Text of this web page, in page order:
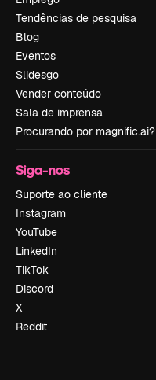
Tendências de pesquisa
Blog
Eventos
Slidesgo
Vender conteúdo
Sala de imprensa
Procurando por magnific.ai?
Siga-nos
Suporte ao cliente
Instagram
YouTube
LinkedIn
TikTok
Discord
X
Reddit